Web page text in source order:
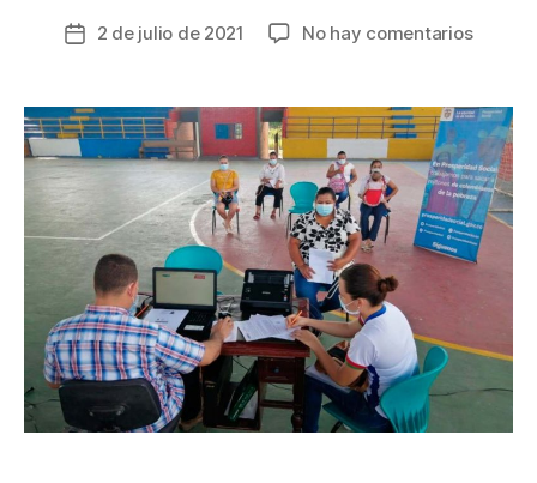
Fecha
entrada
2 de julio de 2021 No hay comentariosen
de
pagos
de
en
Acción
inicia
de